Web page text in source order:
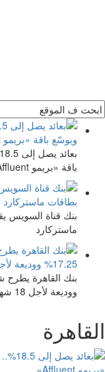
باقة «بريمو Affluent»
ماستركارد
ووديعة لأجل 18 شهرًا بعائد 22%
القاهرة